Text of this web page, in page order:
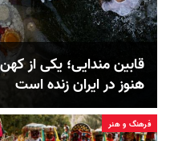
قابین مندایی؛ یکی از
هنوز در ایران زنده است
فرهنگ و هنر